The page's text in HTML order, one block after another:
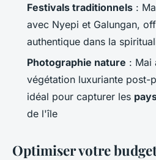
Festivals traditionnels :
avec Nyepi et Galungan,
authentique dans la
Photographie nature : Mai
végétation luxuriante post-
idéal pour capturer les
de l'île
Optimiser votre